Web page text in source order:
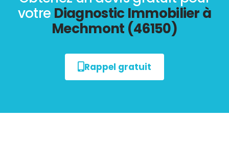
votre Diagnostic Immobilier à
Mechmont (46150)
Rappel gratuit